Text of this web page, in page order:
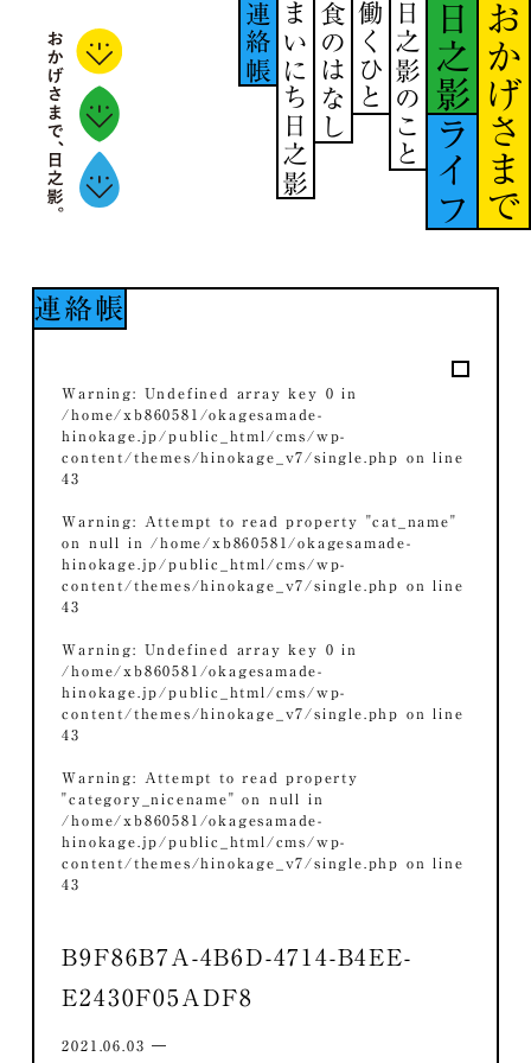
おかげさまで
日之影
ライフ
日之影のこと
働くひと
食のはなし
まいにち日之影
連絡帳
連絡帳
Warning: Undefined array key 0 in
/home/xb860581/okagesamade-
hinokage.jp/public_html/cms/wp-
content/themes/hinokage_v7/single.php
on line
43
Warning: Attempt to read property "cat_name"
on null in /home/xb860581/okagesamade-
hinokage.jp/public_html/cms/wp-
content/themes/hinokage_v7/single.php
on line
43
Warning: Undefined array key 0 in
/home/xb860581/okagesamade-
hinokage.jp/public_html/cms/wp-
content/themes/hinokage_v7/single.php
on line
43
Warning: Attempt to read property
"category_nicename" on null in
/home/xb860581/okagesamade-
hinokage.jp/public_html/cms/wp-
content/themes/hinokage_v7/single.php
on line
43
B9F86B7A-4B6D-4714-B4EE-
E2430F05ADF8
2021.06.03 ―